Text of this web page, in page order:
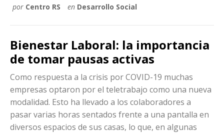
por Centro RS en Desarrollo Social
Bienestar Laboral: la importancia
de tomar pausas activas
Como respuesta a la crisis por COVID-19 muchas
empresas optaron por el teletrabajo como una nueva
modalidad. Esto ha llevado a los colaboradores a
pasar varias horas sentados frente a una pantalla en
diversos espacios de sus casas, lo que, en algunas